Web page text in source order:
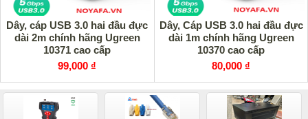
Dây, cáp USB 3.0 hai đầu đực
dài 2m chính hãng Ugreen
10371 cao cấp
99,000 ₫
Dây, Cáp USB 3.0 hai đầu đực
dài 1m chính hãng Ugreen
10370 cao cấp
80,000 ₫